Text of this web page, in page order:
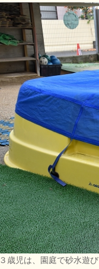
３歳児は、園庭で砂水遊び